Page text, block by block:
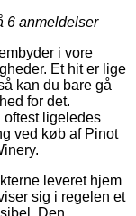
6 anmeldelser
i vore
Et hit er lige
kan du bare gå
for det.
oftest ligeledes
ved køb af Pinot
leveret hjem
sig i regelen et
Den